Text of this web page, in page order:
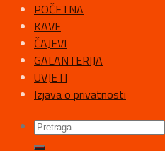
POČETNA
KAVE
ČAJEVI
GALANTERIJA
UVJETI
Izjava o privatnosti